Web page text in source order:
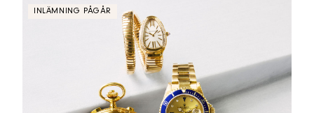
INLÄMNING PÅGÅR